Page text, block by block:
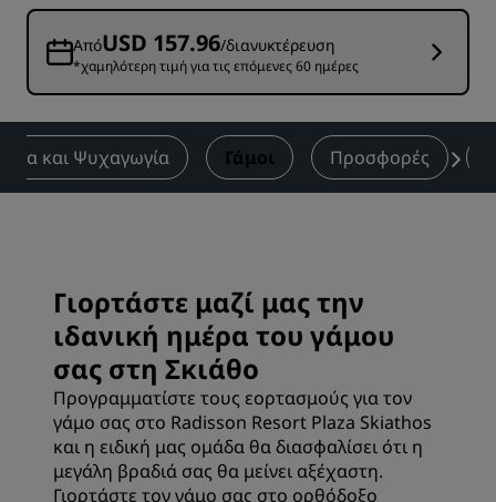
ΑπόUSD 157.96/διανυκτέρευση
*χαμηλότερη τιμή για τις επόμενες 60 ημέρες
και Ψυχαγωγία Γάμοι Προσφορές
Γιορτάστε μαζί μας την
ιδανική ημέρα του γάμου
σας στη Σκιάθο
Προγραμματίστε τους εορτασμούς για τον
γάμο σας στο Radisson Resort Plaza Skiathos
και η ειδική μας ομάδα θα διασφαλίσει ότι η
μεγάλη βραδιά σας θα μείνει αξέχαστη.
Γιορτάστε τον γάμο σας στο ορθόδοξο